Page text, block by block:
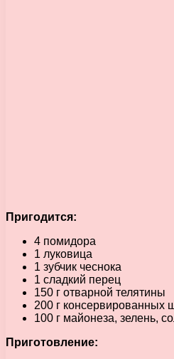
Пригодится:
4 помидора
1 луковица
1 зубчик чеснока
1 сладкий перец
150 г отварной телятины
200 г консервированных
100 г майонеза, зелень,
Приготовление: